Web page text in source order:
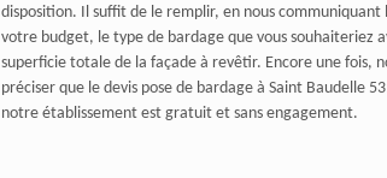
disposition. Il suffit de le remplir, en nous
votre budget, le type de bardage que vous souhaiteriez
superficie totale de la façade à revêtir. Encore une fois,
préciser que le devis pose de bardage à Saint Baudelle
notre établissement est gratuit et sans engagement.